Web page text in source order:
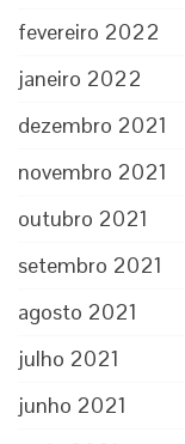
fevereiro 2022
janeiro 2022
dezembro 2021
novembro 2021
outubro 2021
setembro 2021
agosto 2021
julho 2021
junho 2021